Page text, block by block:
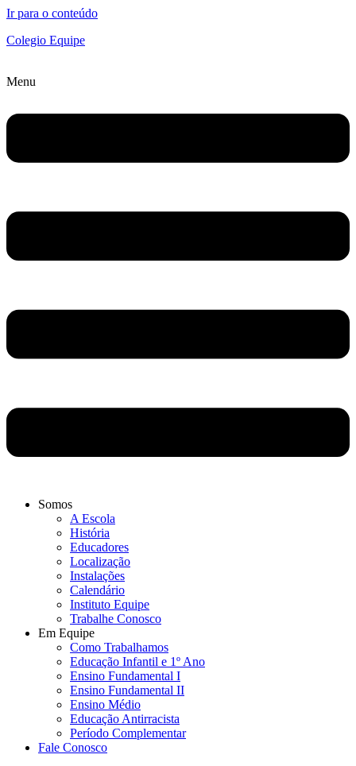
Ir para o conteúdo
Colegio Equipe
Menu
Somos
A Escola
História
Educadores
Localização
Instalações
Calendário
Instituto Equipe
Trabalhe Conosco
Em Equipe
Como Trabalhamos
Educação Infantil e 1º Ano
Ensino Fundamental I
Ensino Fundamental II
Ensino Médio
Educação Antirracista
Período Complementar
Fale Conosco